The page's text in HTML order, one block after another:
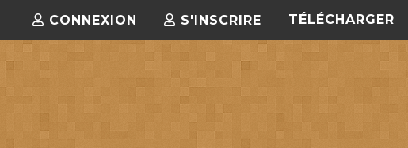
TÉLÉCHARGER
S'INSCRIRE
CONNEXION